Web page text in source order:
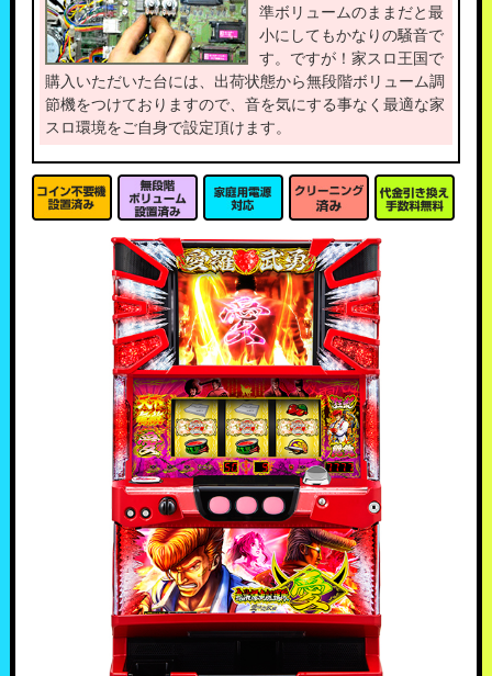
準ボリュームのままだと最
小にしてもかなりの騒音で
す。ですが！家スロ王国で
購入いただいた台には、出荷状態から無段階ボリューム調
節機をつけておりますので、音を気にする事なく最適な家
スロ環境をご自身で設定頂けます。